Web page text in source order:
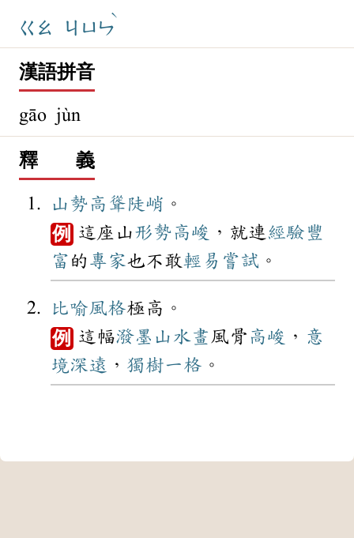
ㄍㄠ ㄐㄩㄣ
ˋ
漢語拼音
gāo jùn
釋 義
山勢高聳陡峭 。
例 這座山形勢高峻 ，就連經驗 豐
富 的 專家也不敢輕易 嘗試 。
比喻風格極高。
例 這幅潑墨 山水畫 風骨 高峻 ， 意
境深遠 ， 獨樹一格 。